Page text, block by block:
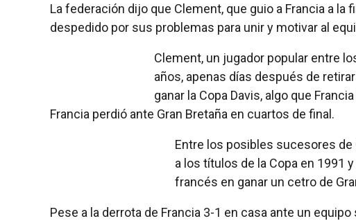
La federación dijo que Clement, que guio a Francia a la
despedido por sus problemas para unir y motivar al
Clement, un jugador popular entre
años, apenas días después de
ganar la Copa Davis, algo que
Francia perdió ante Gran Bretaña en cuartos de final.
Entre los posibles sucesores de
a los títulos de la Copa en 1991
francés en ganar un cetro de
Pese a la derrota de Francia 3-1 en casa ante un